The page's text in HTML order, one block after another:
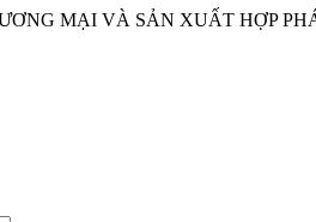
MẠI VÀ SẢN XUẤT HỢP